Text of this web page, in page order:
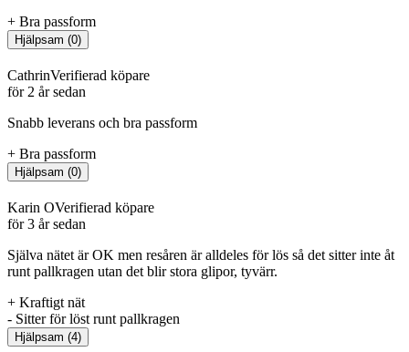
+ Bra passform
Hjälpsam (0)
CathrinVerifierad köpare
för 2 år sedan
Snabb leverans och bra passform
+ Bra passform
Hjälpsam (0)
Karin OVerifierad köpare
för 3 år sedan
Själva nätet är OK men resåren är alldeles för lös så det sitter inte åt
runt pallkragen utan det blir stora glipor, tyvärr.
+ Kraftigt nät
- Sitter för löst runt pallkragen
Hjälpsam (4)